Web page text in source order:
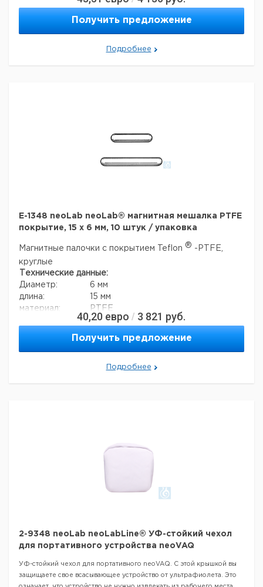
Получить предложение
Подробнее
E-1348 neoLab neoLab® магнитная мешалка PTFE
покрытие, 15 x 6 мм, 10 штук / упаковка
Магнитные палочки с покрытием Teflon ® -PTFE,
круглые
Технические данные:
Диаметр:
6 мм
длина:
15 мм
материал:
PTFE
4058072064211
Форма мешалки:цилиндрический
Данные для перевозки (реальные данные могут
отличаться)
40,20 евро / 3 821 руб.
Получить предложение
Подробнее
2-9348 neoLab neoLabLine® УФ-стойкий чехол
для портативного устройства neoVAQ
УФ-стойкий чехол для портативного neoVAQ. С этой крышкой вы
защищаете свое всасывающее устройство от ультрафиолета. Это